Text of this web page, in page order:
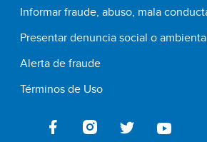
Informar fraude, abuso, mala
Presentar denuncia social o
Alerta de fraude
Términos de Uso